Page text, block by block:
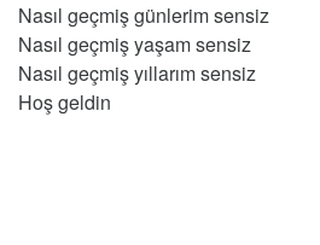
Nasıl geçmiş günlerim sensiz
Nasıl geçmiş yaşam sensiz
Nasıl geçmiş yıllarım sensiz
Hoş geldin